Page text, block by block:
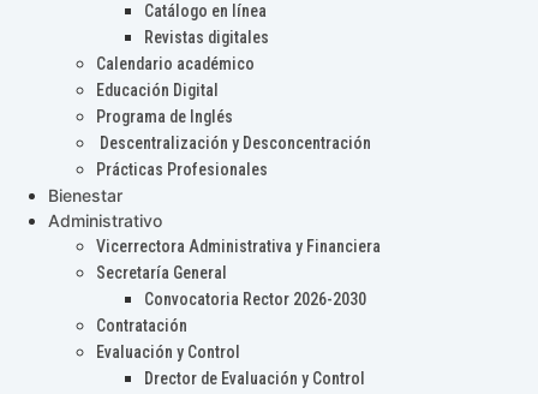
Catálogo en línea
Revistas digitales
Calendario académico
Educación Digital
Programa de Inglés
Descentralización y Desconcentración
Prácticas Profesionales
Bienestar
Administrativo
Vicerrectora Administrativa y Financiera
Secretaría General
Convocatoria Rector 2026-2030
Contratación
Evaluación y Control
Drector de Evaluación y Control